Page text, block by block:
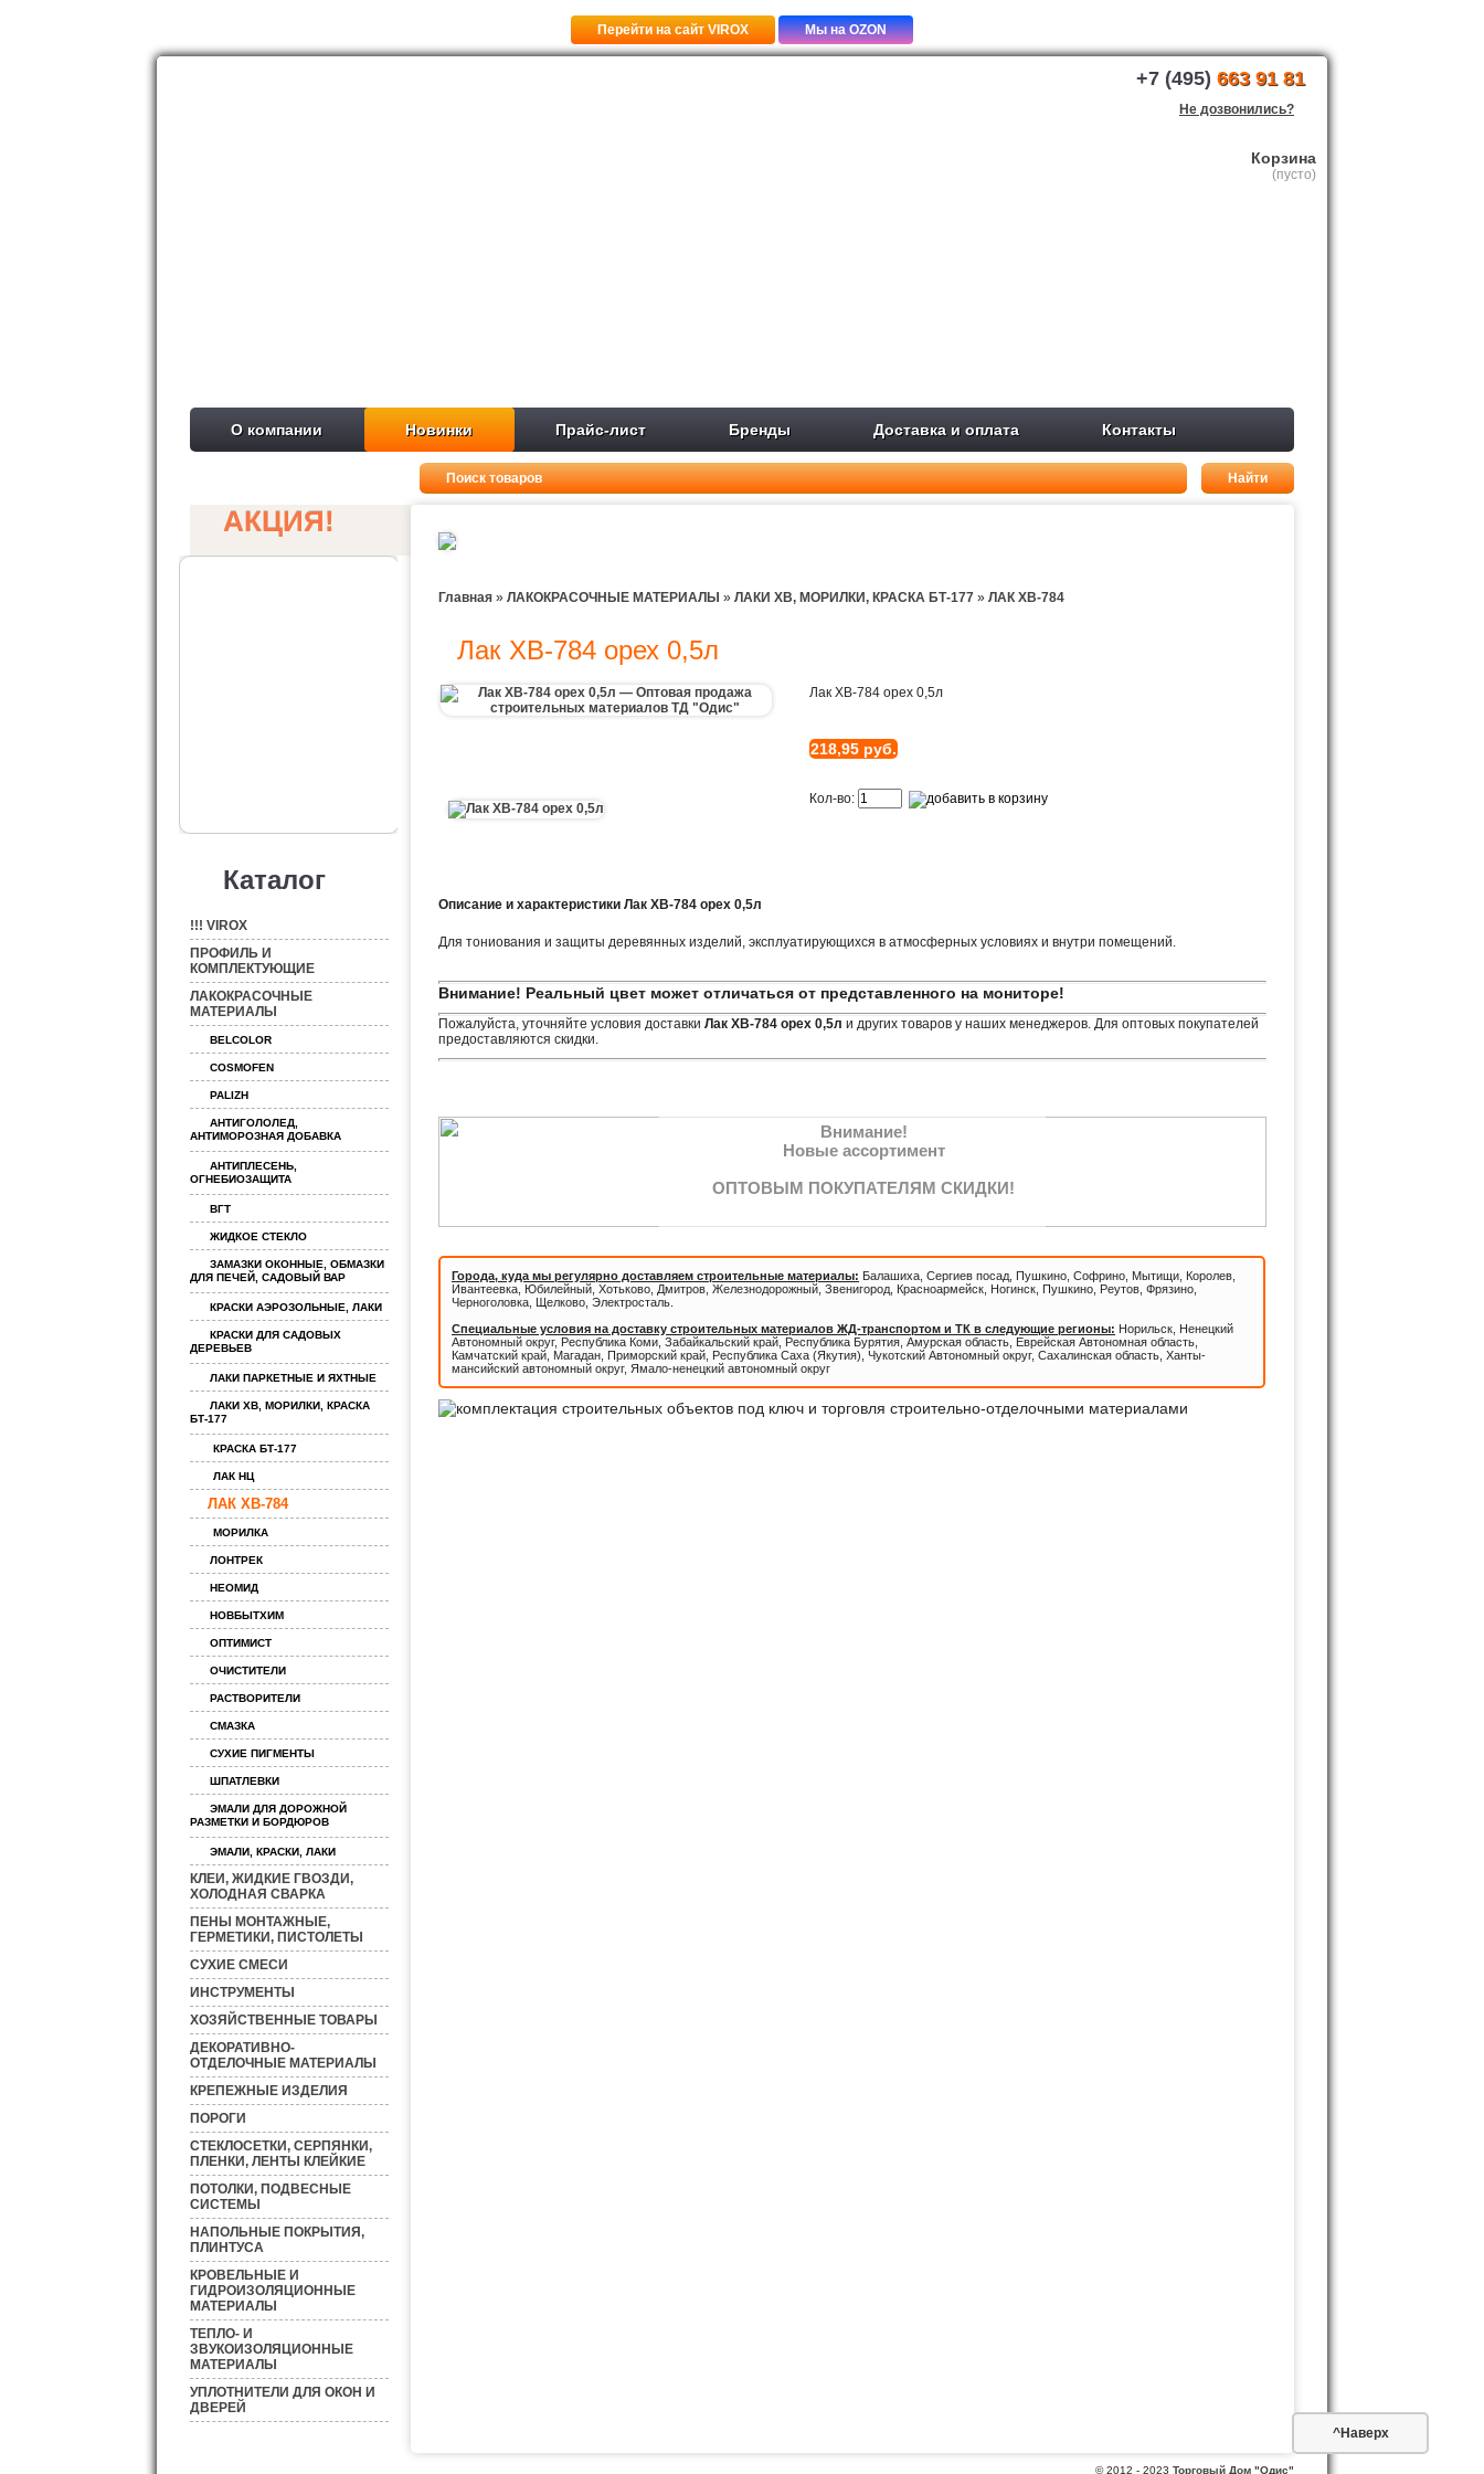
Перейти на сайт VIROX Мы на OZON
+7 (495) 663 91 81
Не дозвонились?
Корзина
(пусто)
О компании Новинки Прайс-лист Бренды Доставка и оплата Контакты
АКЦИЯ!
Каталог
!!! VIROX
ПРОФИЛЬ И
КОМПЛЕКТУЮЩИЕ
ЛАКОКРАСОЧНЫЕ
МАТЕРИАЛЫ
BELCOLOR
COSMOFEN
PALIZH
АНТИГОЛОЛЕД,
АНТИМОРОЗНАЯ ДОБАВКА
АНТИПЛЕСЕНЬ,
ОГНЕБИОЗАЩИТА
ВГТ
ЖИДКОЕ СТЕКЛО
ЗАМАЗКИ ОКОННЫЕ, ОБМАЗКИ
ДЛЯ ПЕЧЕЙ, САДОВЫЙ ВАР
КРАСКИ АЭРОЗОЛЬНЫЕ, ЛАКИ
КРАСКИ ДЛЯ САДОВЫХ
ДЕРЕВЬЕВ
ЛАКИ ПАРКЕТНЫЕ И ЯХТНЫЕ
ЛАКИ ХВ, МОРИЛКИ, КРАСКА
БТ-177
КРАСКА БТ-177
ЛАК НЦ
ЛАК ХВ-784
МОРИЛКА
ЛОНТРЕК
НЕОМИД
НОВБЫТХИМ
ОПТИМИСТ
ОЧИСТИТЕЛИ
РАСТВОРИТЕЛИ
СМАЗКА
СУХИЕ ПИГМЕНТЫ
ШПАТЛЕВКИ
ЭМАЛИ ДЛЯ ДОРОЖНОЙ
РАЗМЕТКИ И БОРДЮРОВ
ЭМАЛИ, КРАСКИ, ЛАКИ
КЛЕИ, ЖИДКИЕ ГВОЗДИ,
ХОЛОДНАЯ СВАРКА
ПЕНЫ МОНТАЖНЫЕ,
ГЕРМЕТИКИ, ПИСТОЛЕТЫ
СУХИЕ СМЕСИ
ИНСТРУМЕНТЫ
ХОЗЯЙСТВЕННЫЕ ТОВАРЫ
ДЕКОРАТИВНО-
ОТДЕЛОЧНЫЕ МАТЕРИАЛЫ
КРЕПЕЖНЫЕ ИЗДЕЛИЯ
ПОРОГИ
СТЕКЛОСЕТКИ, СЕРПЯНКИ,
ПЛЕНКИ, ЛЕНТЫ КЛЕЙКИЕ
ПОТОЛКИ, ПОДВЕСНЫЕ
СИСТЕМЫ
НАПОЛЬНЫЕ ПОКРЫТИЯ,
ПЛИНТУСА
КРОВЕЛЬНЫЕ И
ГИДРОИЗОЛЯЦИОННЫЕ
МАТЕРИАЛЫ
ТЕПЛО- И
ЗВУКОИЗОЛЯЦИОННЫЕ
МАТЕРИАЛЫ
УПЛОТНИТЕЛИ ДЛЯ ОКОН И
ДВЕРЕЙ
Главная » ЛАКОКРАСОЧНЫЕ МАТЕРИАЛЫ » ЛАКИ ХВ, МОРИЛКИ, КРАСКА БТ-177 » ЛАК ХВ-784
Лак ХВ-784 орех 0,5л
Лак ХВ-784 орех 0,5л
218,95 руб.
Кол-во:
Описание и характеристики Лак ХВ-784 орех 0,5л
Для тониования и защиты деревянных изделий, эксплуатирующихся в атмосферных условиях и внутри помещений.
Внимание! Реальный цвет может отличаться от представленного на мониторе!
Пожалуйста, уточняйте условия доставки Лак ХВ-784 орех 0,5л и других товаров у наших менеджеров. Для оптовых покупателей
предоставляются скидки.
Внимание!
Новые ассортимент
ОПТОВЫМ ПОКУПАТЕЛЯМ СКИДКИ!
Города, куда мы регулярно доставляем строительные материалы: Балашиха, Сергиев посад, Пушкино, Софрино, Мытищи, Королев,
Ивантеевка, Юбилейный, Хотьково, Дмитров, Железнодорожный, Звенигород, Красноармейск, Ногинск, Пушкино, Реутов, Фрязино,
Черноголовка, Щелково, Электросталь.
Специальные условия на доставку строительных материалов ЖД-транспортом и ТК в следующие регионы: Норильск, Ненецкий
Автономный округ, Республика Коми, Забайкальский край, Республика Бурятия, Амурская область, Еврейская Автономная область,
Камчатский край, Магадан, Приморский край, Республика Саха (Якутия), Чукотский Автономный округ, Сахалинская область, Ханты-
мансийский автономный округ, Ямало-ненецкий автономный округ
© 2012 - 2023 Торговый Дом "Одис"
^Наверх